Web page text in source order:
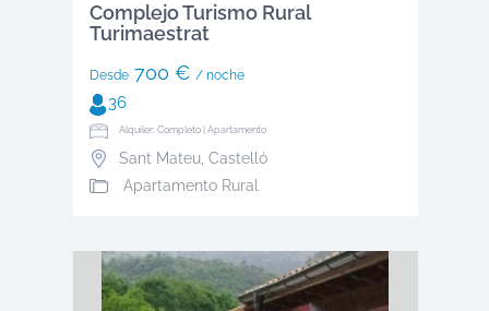
Complejo Turismo Rural
Turimaestrat
Desde700 € / noche
36
Alquiler: Completo | Apartamento
Sant Mateu, Castelló
Apartamento Rural